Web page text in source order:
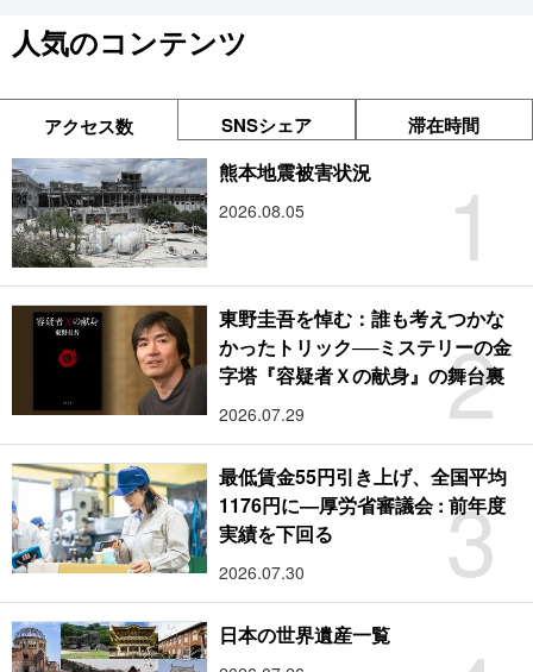
人気のコンテンツ
アクセス数 SNSシェア 滞在時間
1
熊本地震被害状況
2026.08.05
2
東野圭吾を悼む：誰も考えつかな
かったトリック──ミステリーの金
字塔『容疑者Ｘの献身』の舞台裏
2026.07.29
3
最低賃金55円引き上げ、全国平均
1176円に―厚労省審議会 : 前年度
実績を下回る
2026.07.30
日本の世界遺産一覧